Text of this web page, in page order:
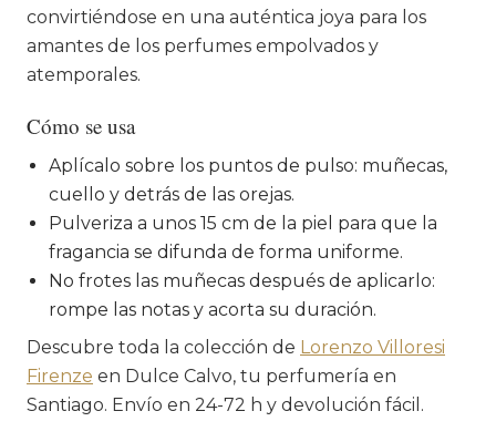
convirtiéndose en una auténtica joya para los
amantes de los perfumes empolvados y
atemporales.
Cómo se usa
Aplícalo sobre los puntos de pulso: muñecas,
cuello y detrás de las orejas.
Pulveriza a unos 15 cm de la piel para que la
fragancia se difunda de forma uniforme.
No frotes las muñecas después de aplicarlo:
rompe las notas y acorta su duración.
Descubre toda la colección de Lorenzo Villoresi
Firenze en Dulce Calvo, tu perfumería en
Santiago. Envío en 24-72 h y devolución fácil.